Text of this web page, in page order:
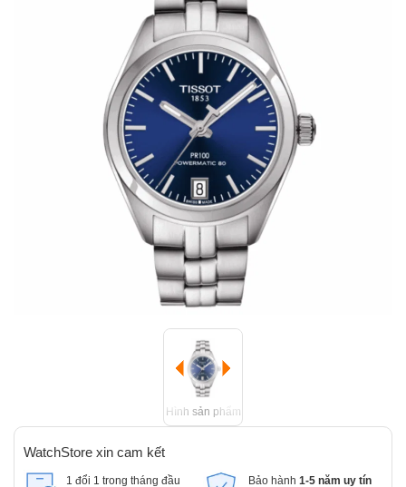
Hình sản phẩm
WatchStore xin cam kết
1 đổi 1 trong tháng đầu
Bảo hành 1-5 năm uy tín